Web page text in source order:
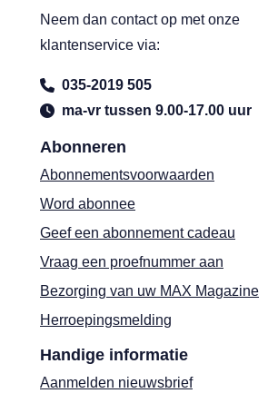
Abonneren
Abonnementsvoorwaarden
Word abonnee
Geef een abonnement cadeau
Vraag een proefnummer aan
Bezorging van uw MAX Magazine
Herroepingsmelding
Handige informatie
Aanmelden nieuwsbrief
Neem dan contact op met onze
klantenservice via:
035-2019 505
ma-vr tussen 9.00-17.00 uur